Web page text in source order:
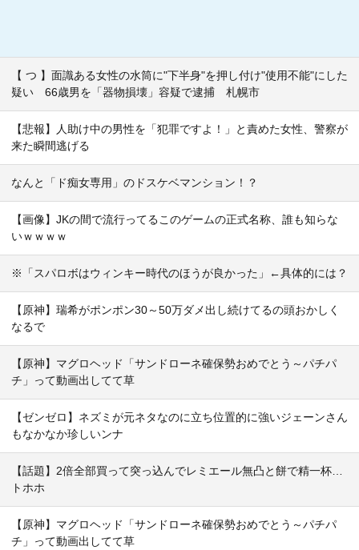
【 つ 】面識ある女性の水筒に"下半身"を押し付け"使用不能"にした
疑い 66歳男を「器物損壊」容疑で逮捕 札幌市
【悲報】人助け中の男性を「犯罪ですよ！」と責めた女性、警察が
来た瞬間逃げる
なんと「ド痴女専用」のドスケベマンション！？
【画像】JKの間で流行ってるこのゲームの正式名称、誰も知らな
いｗｗｗｗ
※「スパロボはウィンキー時代のほうが良かった」←具体的には？
【原神】瑞希がポンポン30～50万ダメ出し続けてるの頭おかしく
なるで
【原神】マグロヘッド「サンドローネ確保勢おめでとう～パチパ
チ」って動画出してて草
【ゼンゼロ】ネズミが元ネタなのに立ち位置的に強いジェーンさん
もなかなか珍しいンナ
【話題】2倍全部買って突っ込んでレミエール無凸と餅で精一杯…
トホホ
【原神】マグロヘッド「サンドローネ確保勢おめでとう～パチパ
チ」って動画出してて草